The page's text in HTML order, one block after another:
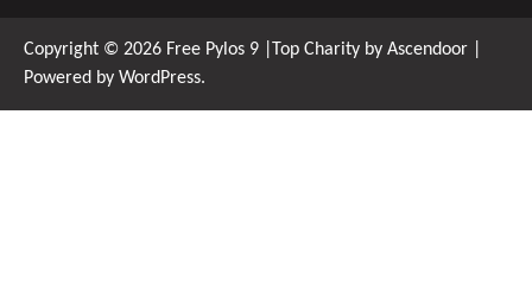
Copyright © 2026 Free Pylos 9 |Top Charity by Ascendoor
Powered by WordPress.